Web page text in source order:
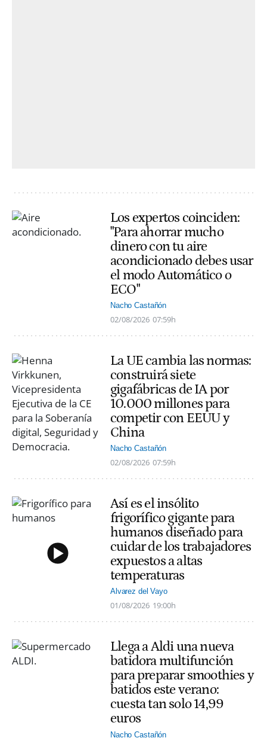
Los expertos coinciden:
"Para ahorrar mucho
dinero con tu aire
acondicionado debes usar
el modo Automático o
ECO"
Nacho Castañón
02/08/2026 07:59h
La UE cambia las normas:
construirá siete
gigafábricas de IA por
10.000 millones para
competir con EEUU y
China
Nacho Castañón
02/08/2026 07:59h
Así es el insólito
frigorífico gigante para
humanos diseñado para
cuidar de los trabajadores
expuestos a altas
temperaturas
Alvarez del Vayo
01/08/2026 19:00h
Llega a Aldi una nueva
batidora multifunción
para preparar smoothies y
batidos este verano:
cuesta tan solo 14,99
euros
Nacho Castañón